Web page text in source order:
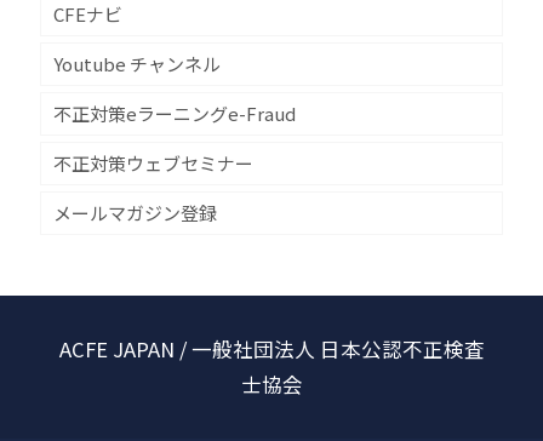
CFEナビ
Youtube チャンネル
不正対策eラーニングe-Fraud
不正対策ウェブセミナー
メールマガジン登録
ACFE JAPAN / 一般社団法人 日本公認不正検査
士協会